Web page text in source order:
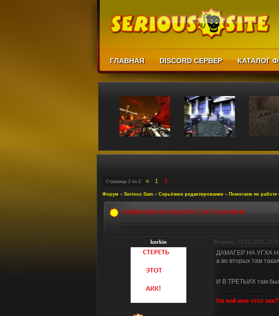
ГЛАВНАЯ DISCORD СЕРВЕР КАТАЛОГ
Страница 2 из 2 « 1 2
Форум » Serious Sam » Серьёзное редактирование » Помогаем по работе
ПОМОГАЕМ ПО РАБОТЕ С УГХ-ЗАНОМ III
kurkin Вторник, 11.01.2011,
ДАМАГЕР НА УГХА
а во вторых там
И В ТРЕТЬИХ там
На кой мне этот